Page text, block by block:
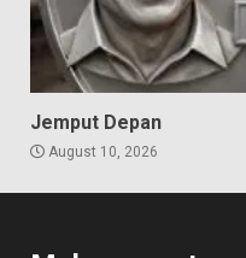
Jemput Depan
August 10, 2026